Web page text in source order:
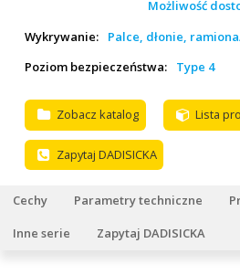
Możliwość
Wykrywanie:
Palce, dłonie,
Poziom bezpieczeństwa:
Type 4
Zobacz katalog Lista
Zapytaj DADISICKA
Cechy Parametry techniczne
Inne serie
Zapytaj DADISICKA